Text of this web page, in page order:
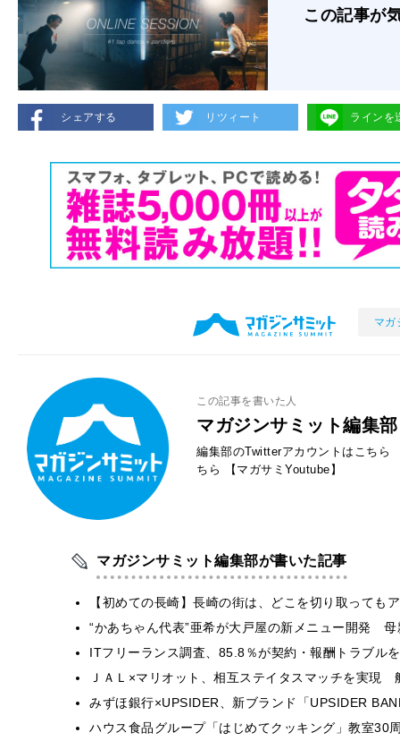
この記事が
シェアする リツィート ラインを
マガ
この記事を書いた人
マガジンサミット編集部
編集部のTwitterアカウントはこちら
ちら
【マガサミYoutube】
マガジンサミット編集部が書いた記事
【初めての長崎】長崎の街は、どこを切り取って
“かあちゃん代表”亜希が大戸屋の新メニュー開発
ITフリーランス調査、85.8％が契約・報酬トラブ
ＪＡＬ×マリオット、相互ステイタスマッチを実
みずほ銀行×UPSIDER、新ブランド「UPSIDER
ハウス食品グループ「はじめてクッキング」教室